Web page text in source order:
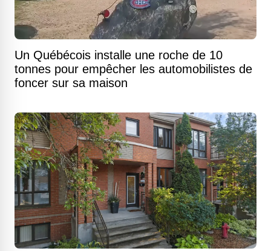
Un Québécois installe une roche de 10
tonnes pour empêcher les automobilistes de
foncer sur sa maison